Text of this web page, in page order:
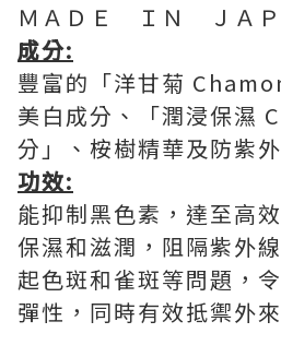
ＭＡＤＥ ＩＮ ＪＡＰ
成分:
豐富的「洋甘菊
美白成分、「潤浸保濕
分」、桉樹精華及防紫
功效:
能抑制黑色素，達至高
保濕和滋潤，阻隔紫外
起色斑和雀斑等問題，
彈性，同時有效抵禦外